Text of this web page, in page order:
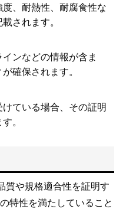
、耐熱性、耐腐食性な
されます。
ンなどの情報が含ま
確保されます。
ている場合、その証明
。
質や規格適合性を証明す
特性を満たしていること